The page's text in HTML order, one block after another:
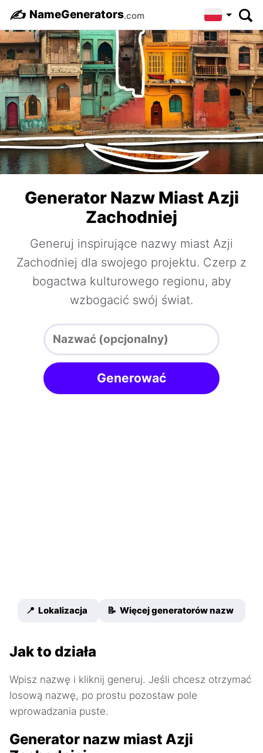
✍️ NameGenerators.com
Generator Nazw Miast Azji
Zachodniej
Generuj inspirujące nazwy miast Azji
Zachodniej dla swojego projektu. Czerp z
bogactwa kulturowego regionu, aby
wzbogacić swój świat.
Generować
📍 Lokalizacja 📝 Więcej generatorów nazw
Jak to działa
Wpisz nazwę i kliknij generuj. Jeśli chcesz otrzymać
losową nazwę, po prostu pozostaw pole
wprowadzania puste.
Generator nazw miast Azji